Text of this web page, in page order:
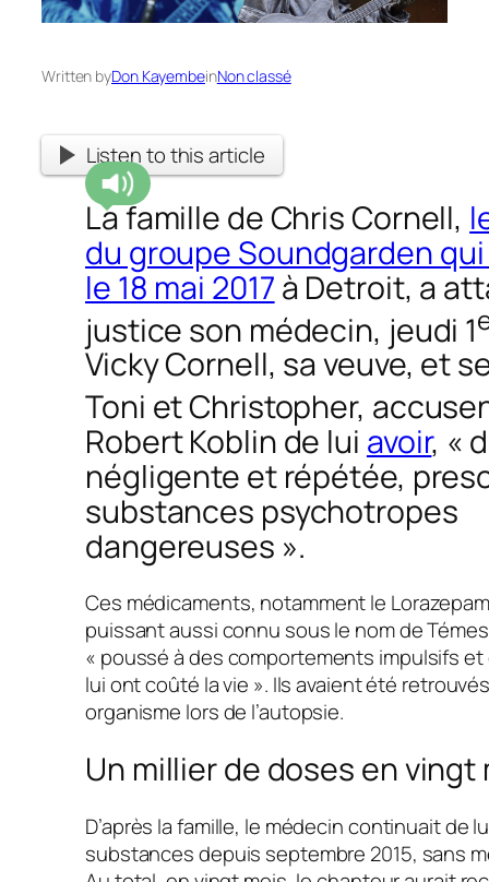
Written byDon KayembeinNon classé
Listen to this article
La famille de Chris Cornell,
du groupe Soundgarden qui
le 18 mai 2017 à Detroit, a
justice son médecin, jeudi 1
Vicky Cornell, sa veuve, et
Toni et Christopher,
Robert Koblin de lui avoir, «
négligente et répétée,
substances psychotropes
dangereuses ».
Ces médicaments, notamment le
puissant aussi connu sous le nom de
« poussé à des comportements impulsifs
lui ont coûté la vie ». Ils avaient été
organisme lors de l’autopsie.
Un millier de doses en vingt
D’après la famille, le médecin continuait de
substances depuis septembre 2015, sans